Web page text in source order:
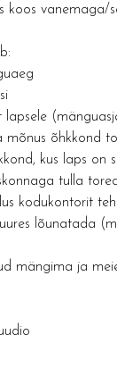
koos vanemaga/
lapsele
mõnus õhkkond
kus laps on
tulla
kodukontorit
lõunatada
mängima ja